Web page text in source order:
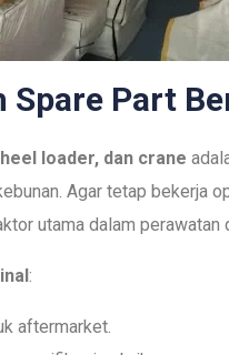
Spare Part
loader, dan crane
Agar tetap bekerja
utama dalam perawatan
:
aftermarket.